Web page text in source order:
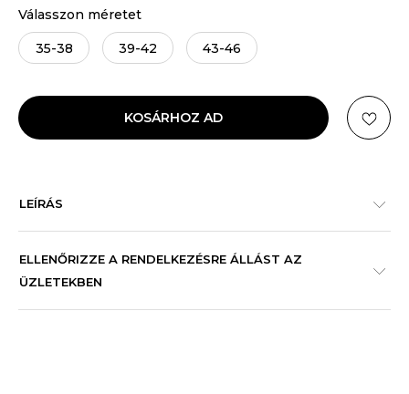
Válasszon méretet
35-38 39-42 43-46
KOSÁRHOZ AD
LEÍRÁS
ELLENŐRIZZE A RENDELKEZÉSRE ÁLLÁST AZ
ÜZLETEKBEN